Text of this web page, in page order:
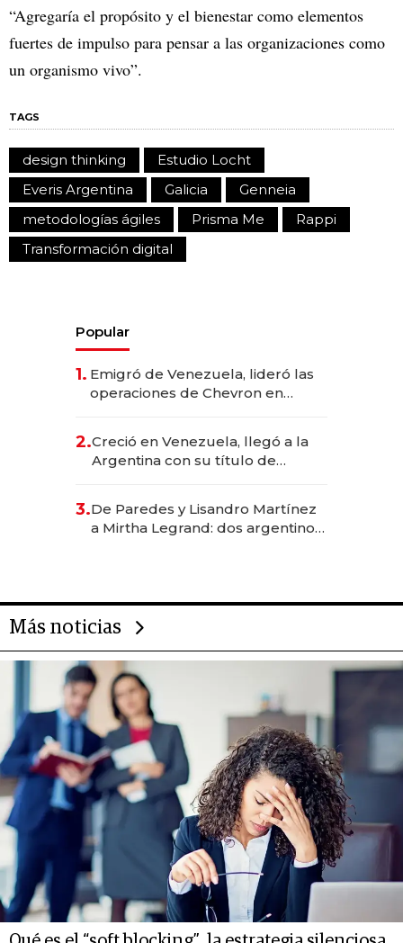
“Agregaría el propósito y el bienestar como elementos
fuertes de impulso para pensar a las organizaciones como
un organismo vivo”.
TAGS
design thinking
Estudio Locht
Everis Argentina
Galicia
Genneia
metodologías ágiles
Prisma Me
Rappi
Transformación digital
Popular
1. Emigró de Venezuela, lideró las
operaciones de Chevron en
2.Creció en Venezuela, llegó a la
Argentina con su título de
las marcas "fast premium"
3.De Paredes y Lisandro Martínez
a Mirtha Legrand: dos argentinos
Más noticias